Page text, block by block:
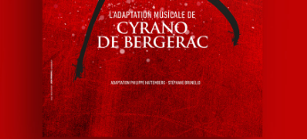
Stéphane Brunello. Mise en scène Gil Marsalla.
Création & design du visuel pour Directo Productions